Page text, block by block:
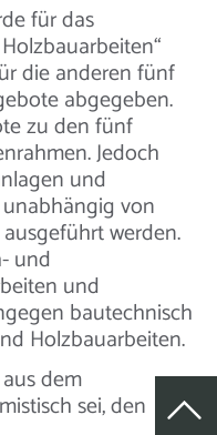
für das
die anderen fünf
abgegeben.
zu den fünf
Jedoch
und
von
werden.
und
und
bautechnisch
Holzbauarbeiten.
dem
sei, den